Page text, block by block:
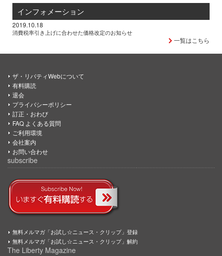
インフォメーション
2019.10.18
消費税率引き上げに合わせた価格改定のお知らせ
一覧はこちら
ザ・リバティWebについて
有料購読
退会
プライバシーポリシー
訂正・おわび
FAQ よくある質問
ご利用環境
会社案内
お問い合わせ
subscribe
無料メルマガ「お試し☆ニュース・クリップ」登録
無料メルマガ「お試し☆ニュース・クリップ」解約
The Liberty Magazine